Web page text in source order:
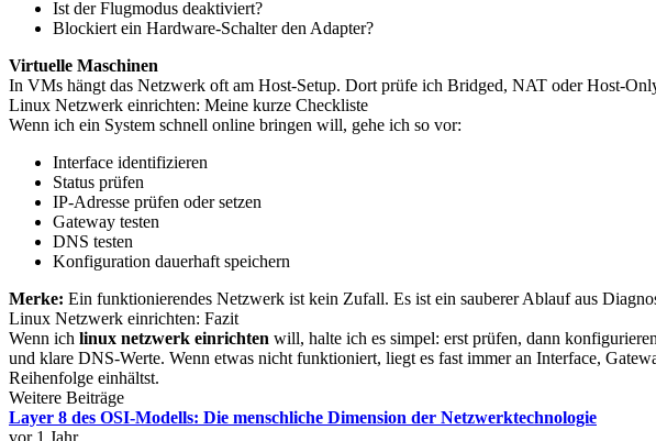
Ist der Flugmodus deaktiviert?
Blockiert ein Hardware-Schalter den Adapter?
Virtuelle Maschinen
In VMs hängt das Netzwerk oft am Host-Setup. Dort prüfe ich Bridged, NAT oder Host-
Linux Netzwerk einrichten: Meine kurze Checkliste
Wenn ich ein System schnell online bringen will, gehe ich so vor:
Interface identifizieren
Status prüfen
IP-Adresse prüfen oder setzen
Gateway testen
DNS testen
Konfiguration dauerhaft speichern
Merke: Ein funktionierendes Netzwerk ist kein Zufall. Es ist ein sauberer Ablauf aus
Linux Netzwerk einrichten: Fazit
Wenn ich linux netzwerk einrichten will, halte ich es simpel: erst prüfen, dann
und klare DNS-Werte. Wenn etwas nicht funktioniert, liegt es fast immer an Interface,
Reihenfolge einhältst.
Weitere Beiträge
Layer 8 des OSI-Modells: Die menschliche Dimension der Netzwerktechnologie
vor 1 Jahr